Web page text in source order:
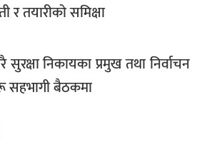
तयारीको समिक्षा
सुरक्षा निकायका प्रमुख तथा निर्वाचन
सहभागी बैठकमा